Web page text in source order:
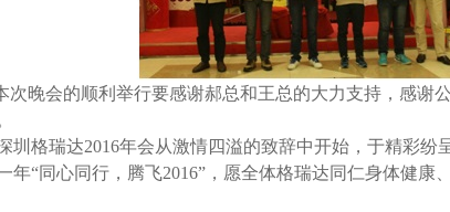
次晚会的顺利举行要感谢郝总和王总的大力支持，感谢
圳格瑞达2016年会从激情四溢的致辞中开始，于精彩纷
年“同心同行，腾飞2016”，愿全体格瑞达同仁身体健康